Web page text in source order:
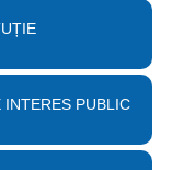
PUBLIC